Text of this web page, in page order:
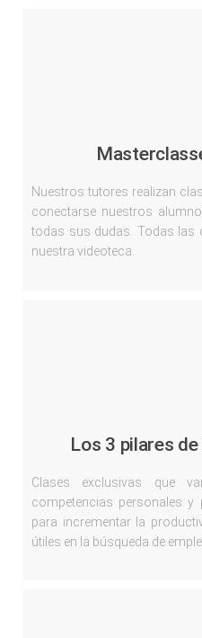
Nuestros tutores realizan
conectarse nuestros
todas sus dudas. Todas las
nuestra videoteca.
Los 3 pilares
Clases exclusivas que
competencias personales y
para incrementar la
útiles en la búsqueda de